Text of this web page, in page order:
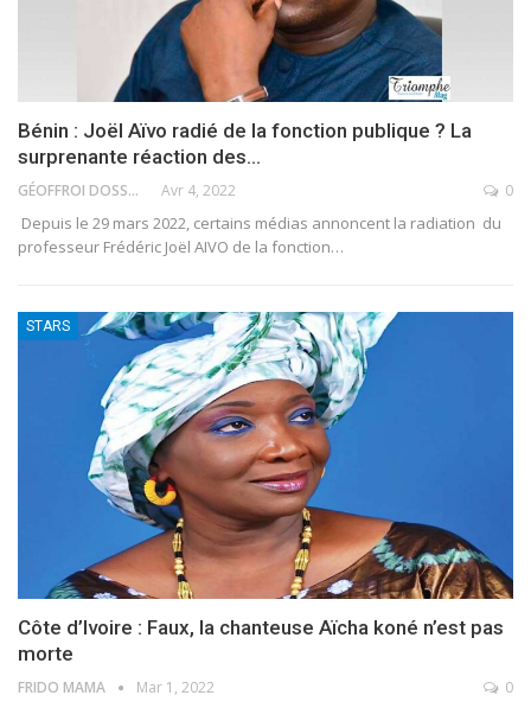
Bénin : Joël Aïvo radié de la fonction publique ? La
surprenante réaction des…
GÉOFFROI DOSSOU Avr 4, 2022 0
Depuis le 29 mars 2022, certains médias annoncent la radiation du
professeur Frédéric Joël AIVO de la fonction…
STARS
Côte d’Ivoire : Faux, la chanteuse Aïcha koné n’est pas
morte
FRIDO MAMA Mar 1, 2022 0